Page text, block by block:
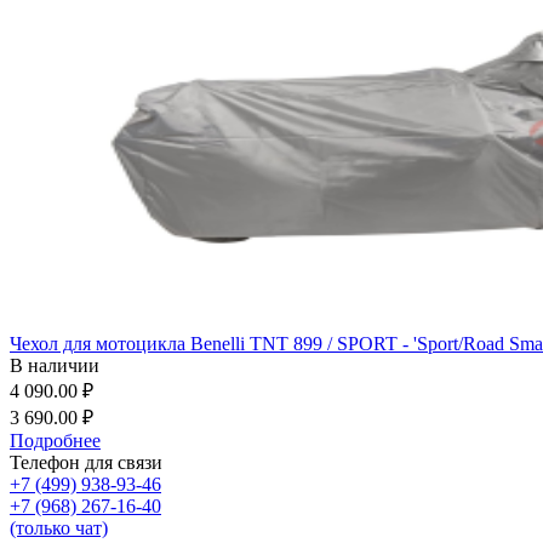
Чехол для мотоцикла Benelli TNT 899 / SPORT - 'Sport/Road
В наличии
4 090.00 ₽
3 690.00 ₽
Подробнее
Телефон для связи
+7 (499) 938-93-46
+7 (968) 267-16-40
(только чат)